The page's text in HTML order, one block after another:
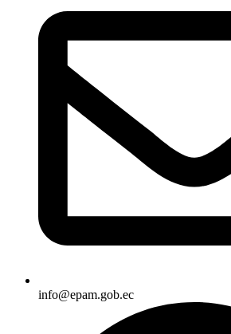
info@epam.gob.ec